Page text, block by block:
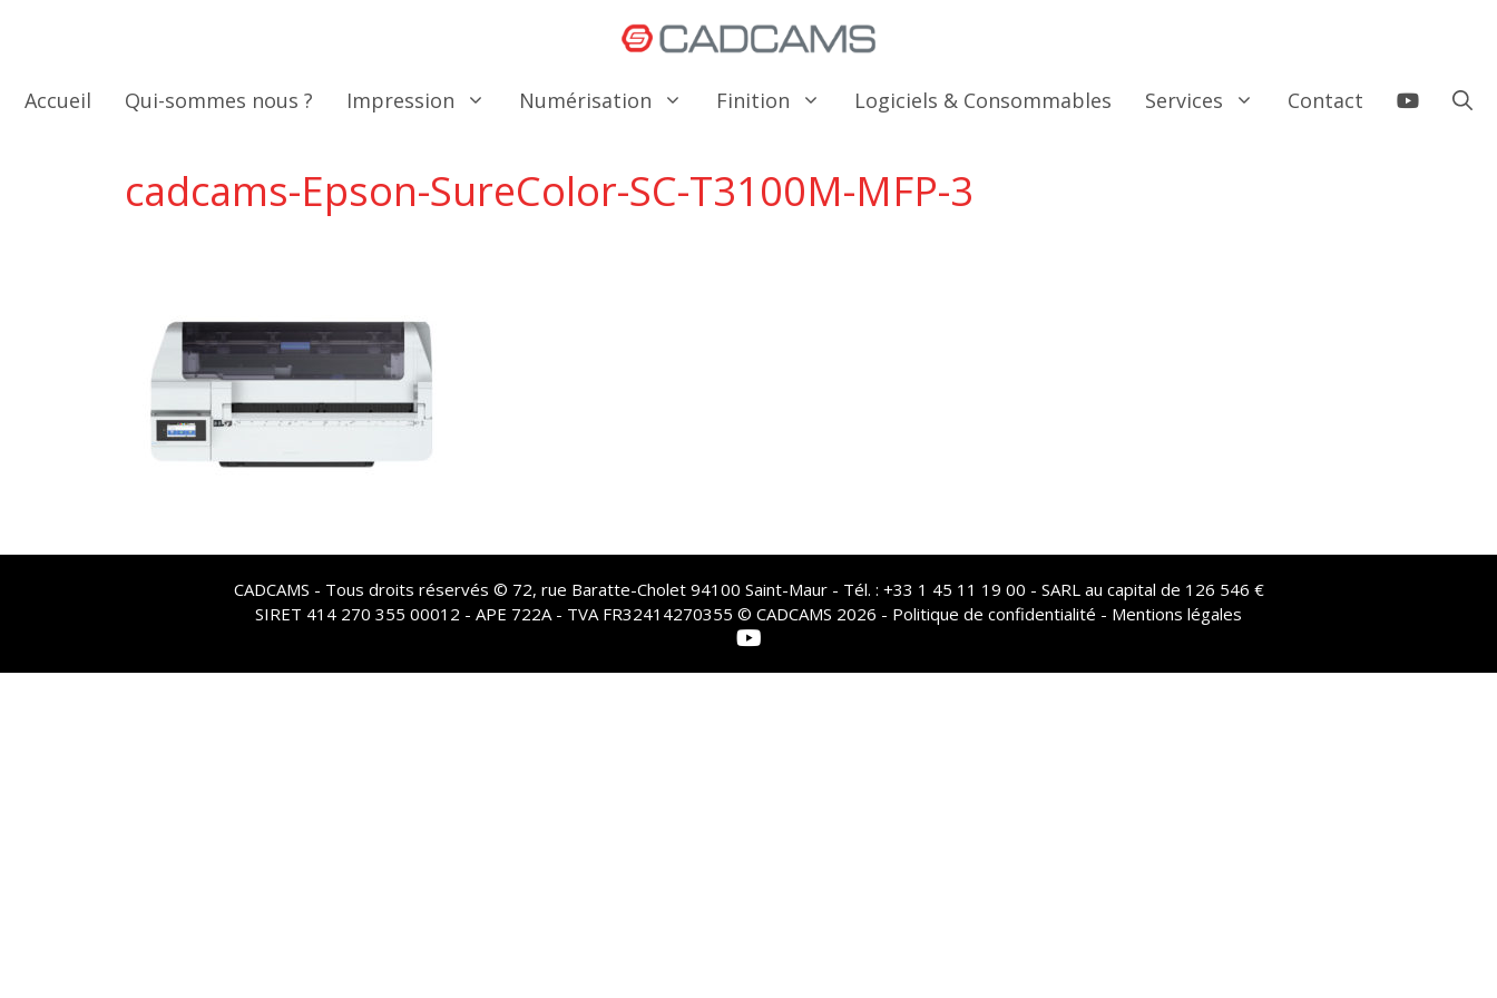
Accueil Qui-sommes nous ? Impression Numérisation Finition Logiciels & Consommables Services Contact
cadcams-Epson-SureColor-SC-T3100M-MFP-3
CADCAMS - Tous droits réservés © 72, rue Baratte-Cholet 94100 Saint-Maur - Tél. : +33 1 45 11 19 00 - SARL au capital de 126 546 €
SIRET 414 270 355 00012 - APE 722A - TVA FR32414270355 © CADCAMS 2026 - Politique de confidentialité - Mentions légales